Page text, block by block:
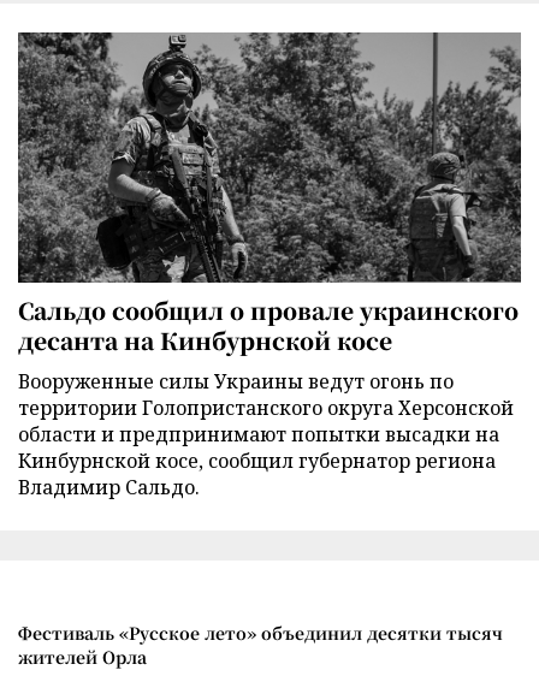
Сальдо сообщил о провале украинского
десанта на Кинбурнской косе
Вооруженные силы Украины ведут огонь по
территории Голопристанского округа Херсонской
области и предпринимают попытки высадки на
Кинбурнской косе, сообщил губернатор региона
Владимир Сальдо.
Фестиваль «Русское лето» объединил десятки тысяч
жителей Орла